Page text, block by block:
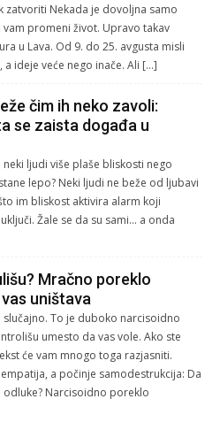
zatvoriti Nekada je dovoljna samo
promeni život. Upravo takav
u Lava. Od 9. do 25. avgusta misli
ideje veće nego inače. Ali […]
čim ih neko zavoli:
se zaista događa u
ljudi više plaše bliskosti nego
lepo? Neki ljudi ne beže od ljubavi
im bliskost aktivira alarm koji
Žale se da su sami… a onda
Mračno poreklo
uništava
slučajno. To je duboko narcisoidno
umesto da vas vole. Ako ste
će vam mnogo toga razjasniti.
a počinje samodestrukcija: Da
Narcisoidno poreklo